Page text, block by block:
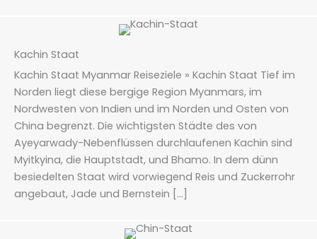
Kachin Staat
Kachin Staat Myanmar Reiseziele » Kachin Staat Tief im
Norden liegt diese bergige Region Myanmars, im
Nordwesten von Indien und im Norden und Osten von
China begrenzt. Die wichtigsten Städte des von
Ayeyarwady-Nebenflüssen durchlaufenen Kachin sind
Myitkyina, die Hauptstadt, und Bhamo. In dem dünn
besiedelten Staat wird vorwiegend Reis und Zuckerrohr
angebaut, Jade und Bernstein […]